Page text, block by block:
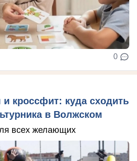
0
кроссфит: куда сходить
в Волжском
всех желающих